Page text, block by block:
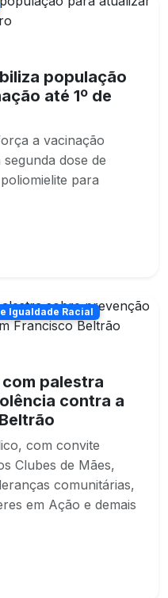
população
até 1º de
a vacinação
dose de
para
Igualdade Racial
palestra
contra a
com convite
Clubes de Mães,
comunitárias,
em Ação e demais